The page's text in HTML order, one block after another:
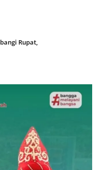
Rupat,